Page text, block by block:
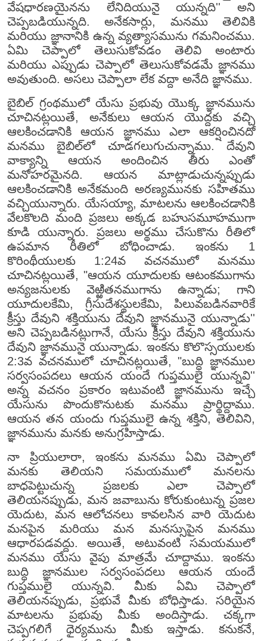
వేషధారణయైనను లేనిదియునై యున్నది'' అని
చెప్పబడియున్నది. అనేకసార్లు, మనము తెలివికి
మరియు జ్ఞానానికి ఉన్న వ్యత్యాసమును గమనించము.
ఏమి చెప్పాలో తెలుసుకోవడం తెలివి అంటారు
మరియు ఎప్పుడు చెప్పాలో తెలుసుకోవడమే జ్ఞానము
అవుతుంది. అసలు చెప్పాలా లేక వద్దా అనేది జ్ఞానము.
బైబిల్ గ్రంథములో యేసు ప్రభువు యొక్క జ్ఞానమును
చూచినట్లయితే, అనేకులు ఆయన యొద్దకు వచ్చి
ఆలకించడానికి ఆయన జ్ఞానము ఎలా ఆకర్షించినదో
మనము బైబిల్‌లో చూడగలుగుచున్నాము. దేవుని
వాక్యాన్ని ఆయన అందించిన తీరు ఎంతో
మనోహరమైనది. ఆయన మాట్లాడుచున్నప్పుడు
ఆలకించడానికి అనేకమంది అరణ్యమునకు సహితము
వచ్చియున్నారు. యేసయ్యా, మాటలను ఆలకించడానికి
వేలకొలది మంది ప్రజలు అక్కడ బహుసమూహముగా
కూడి యున్నారు. ప్రజలు అర్థము చేసుకొను రీతిలో
ఉపమాన రీతిలో బోధించాడు. ఇంకను 1
కొరింథీయులకు 1:24వ వచనములో మనము
చూచినట్లయితే, "ఆయన యూదులకు ఆటంకముగాను
అన్యజనులకు వెఱ్ఱితనముగాను ఉన్నాడు; గాని
యూదులకేమి, గ్రీసుదేశస్థులకేమి, పిలువబడినవారికే
క్రీస్తు దేవుని శక్తియును దేవుని జ్ఞానమునై యున్నాడు''
అని చెప్పబడినట్లుగానే, యేసు క్రీస్తు దేవుని శక్తియును
దేవుని జ్ఞానమునై యున్నాడు. ఇంకను కొలొస్సయులకు
2:3వ వచనములో చూచినట్లయితే, "బుద్ధి జ్ఞానముల
సర్వసంపదలు ఆయన యందే గుప్తములై యున్నవి''
అన్న వచనం ప్రకారం ఇటువంటి జ్ఞానమును ఇచ్చే
యేసును పొందుకొనుటకు మనము ప్రార్థిద్దాము.
ఆయన తన యందు గుప్తములై ఉన్న శక్తిని, తెలివిని,
జ్ఞానమును మనకు అనుగ్రహిస్తాడు.
నా ప్రియులారా, ఇంకను మనము ఏమి చెప్పాలో
మనకు తెలియని సమయములో మనలను
బాధపెట్టుచున్న ప్రజలకు ఎలా చెప్పాలో
తెలియనప్పుడు, మన జవాబును కోరుకుంటున్న ప్రజల
యెదుట, మన ఆలోచనలు కావలసిన వారి యెదుట
మనపైన మరియు మన మనస్సుపైన మనము
ఆధారపడవద్దు. అయితే, అటువంటి సమయములో
మనము యేసు వైపు మాత్రమే చూద్దాము. ఇంకను
బుద్ధి జ్ఞానముల సర్వసంపదలు ఆయన యందే
గుప్తములై యున్నవి. మీకు ఏమి చెప్పాలో
తెలియనప్పుడు, ప్రభువే మీకు బోధిస్తాడు. సరియైన
మాటలను ప్రభువు మీకు అందిస్తాడు. చక్కగా
చెప్పగలిగే ధైర్యమును మీకు ఇస్తాడు. కనుకనే,